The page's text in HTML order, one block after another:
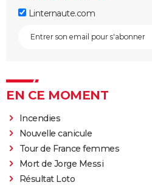
Linternaute.com
EN CE MOMENT
Incendies
Nouvelle canicule
Tour de France femmes
Mort de Jorge Messi
Résultat Loto